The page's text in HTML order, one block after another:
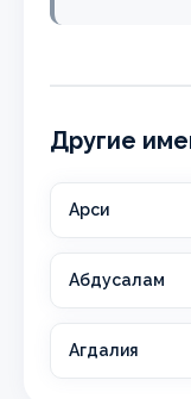
Другие
Арси
Абдусалам
Агдалия